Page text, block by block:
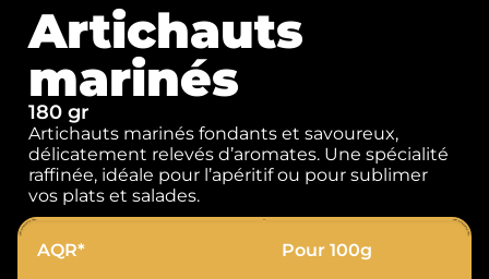
Artichauts
marinés
180 gr
Artichauts marinés fondants et savoureux,
délicatement relevés d’aromates. Une spécialité
raffinée, idéale pour l’apéritif ou pour sublimer
vos plats et salades.
AQR* Pour 100g